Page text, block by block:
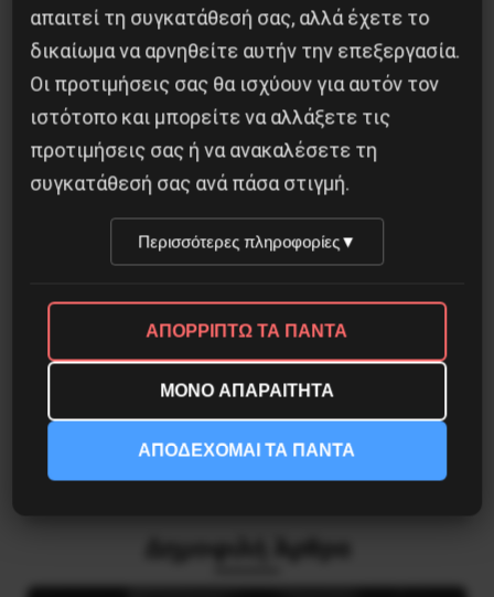
Κοινοποίησε το:
Προηγούμενο:MHN TOΛMHΣETE!
Επόμενο:ΤΟ ΤΕΡΑΣ ΜΕΣΑ ΤΟΥΣ
Δημοφιλή Άρθρα
απαιτεί τη συγκατάθεσή σας, αλλά έχετε το
δικαίωμα να αρνηθείτε αυτήν την επεξεργασία.
Οι προτιμήσεις σας θα ισχύουν για αυτόν τον
ιστότοπο και μπορείτε να αλλάξετε τις
προτιμήσεις σας ή να ανακαλέσετε τη
συγκατάθεσή σας ανά πάσα στιγμή.
Περισσότερες πληροφορίες▼
ΑΠΟΡΡΙΠΤΩ ΤΑ ΠΑΝΤΑ
ΜΟΝΟ ΑΠΑΡΑΙΤΗΤΑ
ΑΠΟΔΕΧΟΜΑΙ ΤΑ ΠΑΝΤΑ